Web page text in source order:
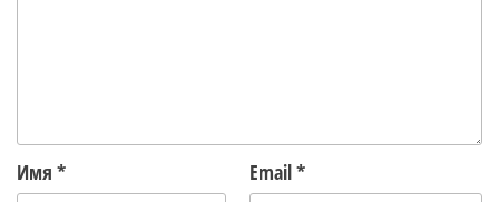
Имя * Email*